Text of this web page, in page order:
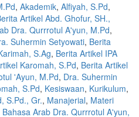
, Akademik, Alfiyah, S.Pd,
Artikel Abd. Ghofur, SH.,
Dra. Qurrrotul A'yun, M.Pd,
Suhermin Setyowati, Berita
S.Ag, Berita Artikel IPA
Karomah, S.Pd, Berita Artikel
'Ayun, M.Pd, Dra. Suhermin
S.Pd, Kesiswaan, Kurikulum,
S.Pd., Gr., Manajerial, Materi
Bahasa Arab Dra. Qurrrotul A'yun,